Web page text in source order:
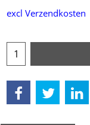
excl Verzendkosten